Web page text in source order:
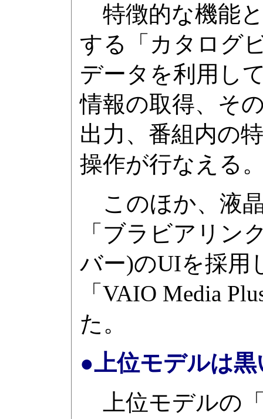
特徴的な機能と
する「カタログ
データを利用し
情報の取得、そ
出力、番組内の
操作が行なえる
このほか、液
「ブラビアリン
バー)のUIを採用
「VAIO Media
た。
●上位モデルは黒
上位モデルの